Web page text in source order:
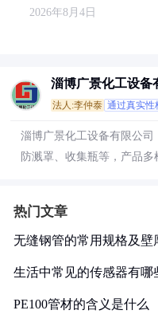
2026年8月4日
淄博广景化工设备
法人:李仲泰 通过真实性
淄博广景化工设备有限公司
防溅罩、收集瓶等，产品多
热门文章
无缝钢管的常用规格及壁
生活中常见的传感器有哪
PE100管材的含义是什么